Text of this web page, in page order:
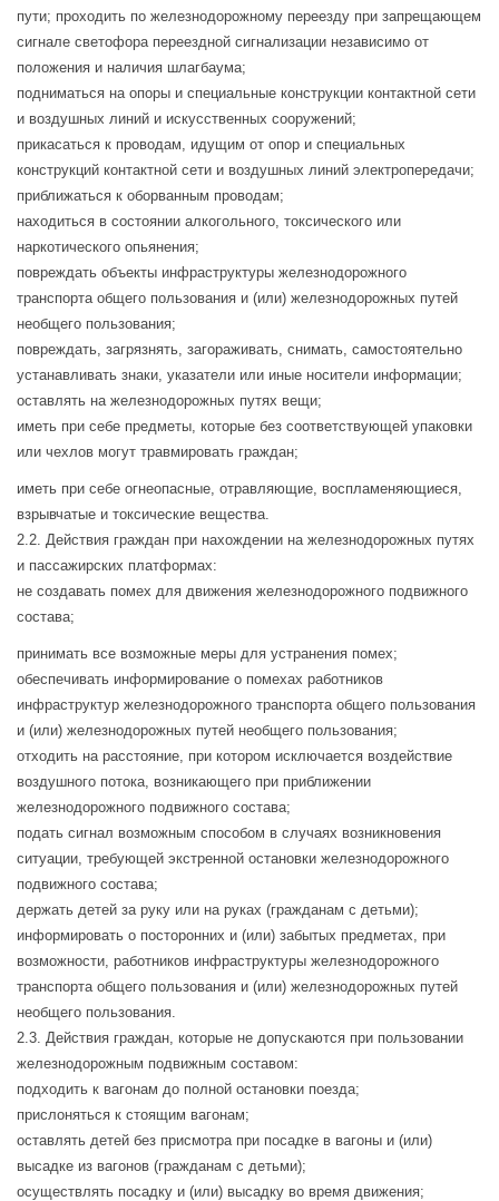
пути; проходить по железнодорожному переезду при запрещающем
сигнале светофора переездной сигнализации независимо от
положения и наличия шлагбаума;
подниматься на опоры и специальные конструкции контактной сети
и воздушных линий и искусственных сооружений;
прикасаться к проводам, идущим от опор и специальных
конструкций контактной сети и воздушных линий электропередачи;
приближаться к оборванным проводам;
находиться в состоянии алкогольного, токсического или
наркотического опьянения;
повреждать объекты инфраструктуры железнодорожного
транспорта общего пользования и (или) железнодорожных путей
необщего пользования;
повреждать, загрязнять, загораживать, снимать, самостоятельно
устанавливать знаки, указатели или иные носители информации;
оставлять на железнодорожных путях вещи;
иметь при себе предметы, которые без соответствующей упаковки
или чехлов могут травмировать граждан;
иметь при себе огнеопасные, отравляющие, воспламеняющиеся,
взрывчатые и токсические вещества.
2.2. Действия граждан при нахождении на железнодорожных путях
и пассажирских платформах:
не создавать помех для движения железнодорожного подвижного
состава;
принимать все возможные меры для устранения помех;
обеспечивать информирование о помехах работников
инфраструктур железнодорожного транспорта общего пользования
и (или) железнодорожных путей необщего пользования;
отходить на расстояние, при котором исключается воздействие
воздушного потока, возникающего при приближении
железнодорожного подвижного состава;
подать сигнал возможным способом в случаях возникновения
ситуации, требующей экстренной остановки железнодорожного
подвижного состава;
держать детей за руку или на руках (гражданам с детьми);
информировать о посторонних и (или) забытых предметах, при
возможности, работников инфраструктуры железнодорожного
транспорта общего пользования и (или) железнодорожных путей
необщего пользования.
2.3. Действия граждан, которые не допускаются при пользовании
железнодорожным подвижным составом:
подходить к вагонам до полной остановки поезда;
прислоняться к стоящим вагонам;
оставлять детей без присмотра при посадке в вагоны и (или)
высадке из вагонов (гражданам с детьми);
осуществлять посадку и (или) высадку во время движения;